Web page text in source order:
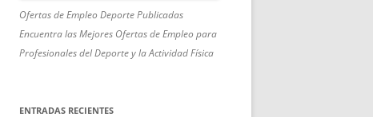
Ofertas de Empleo Deporte Publicadas
Encuentra las Mejores Ofertas de Empleo para
Profesionales del Deporte y la Actividad Física
ENTRADAS RECIENTES